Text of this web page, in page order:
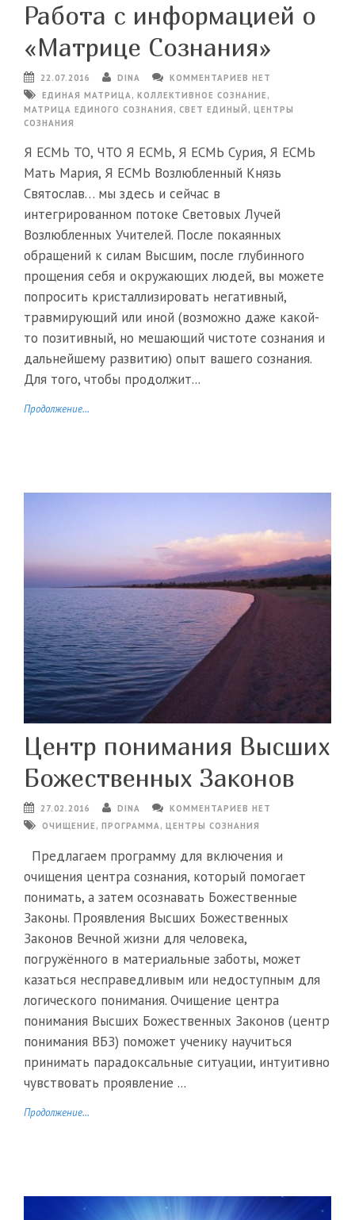
Работа с информацией о
«Матрице Сознания»
22.07.2016 DINA
КОММЕНТАРИЕВ НЕТ
ЕДИНАЯ МАТРИЦА, КОЛЛЕКТИВНОЕ СОЗНАНИЕ,
МАТРИЦА ЕДИНОГО СОЗНАНИЯ , СВЕТ ЕДИНЫЙ , ЦЕНТРЫ
СОЗНАНИЯ
Я ЕСМЬ ТО, ЧТО Я ЕСМЬ, Я ЕСМЬ Сурия, Я ЕСМЬ
Мать Мария, Я ЕСМЬ Возлюбленный Князь
Святослав… мы здесь и сейчас в
интегрированном потоке Световых Лучей
Возлюбленных Учителей. После покаянных
обращений к силам Высшим, после глубинного
прощения себя и окружающих людей, вы можете
попросить кристаллизировать негативный,
травмирующий или иной (возможно даже какой-
то позитивный, но мешающий чистоте сознания и
дальнейшему развитию) опыт вашего сознания.
Для того, чтобы продолжит...
Продолжение...
Центр понимания Высших
Божественных Законов
27.02.2016 DINA
КОММЕНТАРИЕВ НЕТ
ОЧИЩЕНИЕ, ПРОГРАММА, ЦЕНТРЫ СОЗНАНИЯ
Предлагаем программу для включения и
очищения центра сознания, который помогает
понимать, а затем осознавать Божественные
Законы. Проявления Высших Божественных
Законов Вечной жизни для человека,
погружённого в материальные заботы, может
казаться несправедливым или недоступным для
логического понимания. Очищение центра
понимания Высших Божественных Законов (центр
понимания ВБЗ) поможет ученику научиться
принимать парадоксальные ситуации, интуитивно
чувствовать проявление ...
Продолжение...